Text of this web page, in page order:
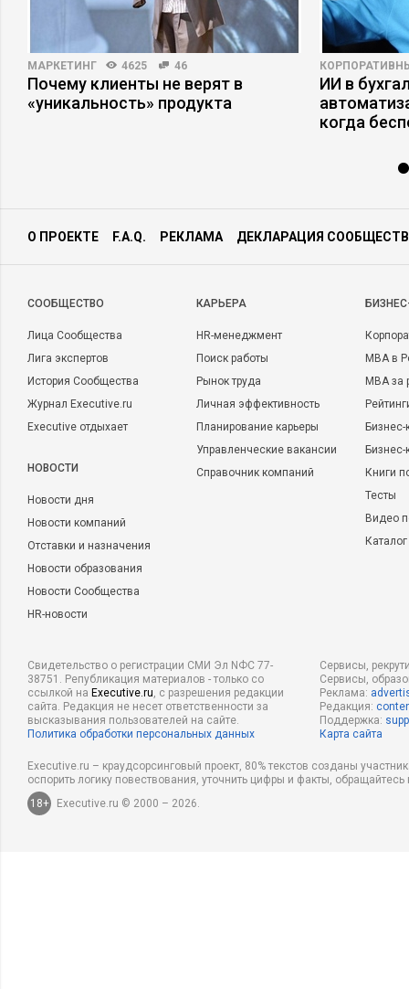
МАРКЕТИНГ 4625 46
Почему клиенты не верят в
«уникальность» продукта
ИИ в
когда
О ПРОЕКТЕ F.A.Q. РЕКЛАМА ДЕКЛАРАЦИЯ
CООБЩЕСТВО
Лица Сообщества
Лига экспертов
История Сообщества
Журнал Executive.ru
Executive отдыхает
НОВОСТИ
Новости дня
Новости компаний
Отставки и назначения
Новости образования
Новости Сообщества
HR-новости
КАРЬЕРА
HR-менеджмент
Поиск работы
Рынок труда
Личная эффективность
Планирование карьеры
Управленческие вакансии
Справочник компаний
MBA в
MBA
Бизнес-
Книги
Тесты
Видео
Свидетельство о регистрации СМИ Эл NФС 77-
38751. Републикация материалов - только со
ссылкой на Executive.ru, с разрешения редакции
сайта. Редакция не несет ответственности за
высказывания пользователей на сайте.
Политика обработки персональных данных
Сервисы,
Сервисы,
Реклама:
Редакция:
Поддержка:
Карта сайта
Executive.ru – краудсорсинговый проект, 80% текстов созданы
оспорить логику повествования, уточнить цифры и факты,
18+
Executive.ru © 2000 – 2026.